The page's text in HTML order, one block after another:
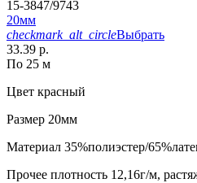
15-3847/9743
20мм
checkmark_alt_circleВыбрать
33.39 р.
По 25 м
Цвет красный
Размер 20мм
Материал 35%полиэстер/
Прочее плотность 12,16г/м,